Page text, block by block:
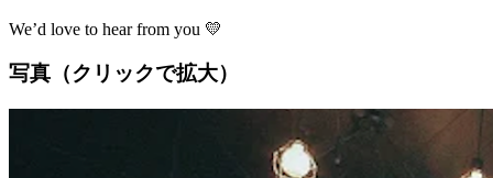
We’d love to hear from you 💛
写真（クリックで拡大）